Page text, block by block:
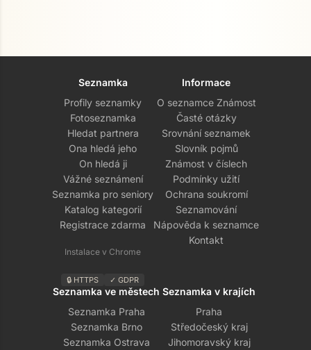
Přejít na hlavní obsah
Seznamka
Profily seznamky
Fotoseznamka
Hledat partnera
Ona hledá jeho
On hledá ji
Vážné seznámení
Seznamka pro seniory
Katalog kategorií
Registrace zdarma
Instalace v Chrome
🔒 HTTPS ✓ GDPR
Informace
O seznamce Známost
Časté otázky
Srovnání seznamek
Slovník pojmů
Známost v číslech
Podmínky užití
Ochrana soukromí
Seznamování
Nápověda k seznamce
Kontakt
Seznamka ve městech
Seznamka Praha
Seznamka Brno
Seznamka Ostrava
Seznamka v krajích
Praha
Středočeský kraj
Jihomoravský kraj